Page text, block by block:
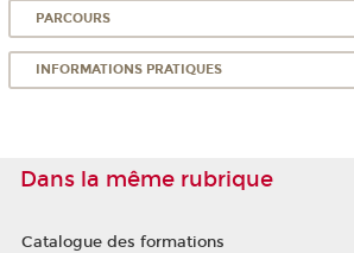
PARCOURS
INFORMATIONS PRATIQUES
Dans la même rubrique
Catalogue des formations